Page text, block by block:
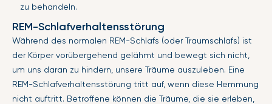
zu behandeln.
REM-Schlafverhaltensstörung
Während des normalen REM-Schlafs (oder Traumschlafs) ist
der Körper vorübergehend gelähmt und bewegt sich nicht,
um uns daran zu hindern, unsere Träume auszuleben. Eine
REM-Schlafverhaltensstörung tritt auf, wenn diese Hemmung
nicht auftritt. Betroffene können die Träume, die sie erleben,